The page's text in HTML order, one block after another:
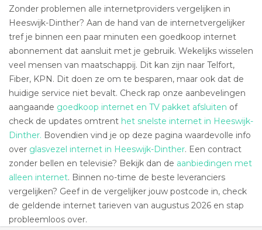
Zonder problemen alle internetproviders vergelijken in
Heeswijk-Dinther? Aan de hand van de internetvergelijker
tref je binnen een paar minuten een goedkoop internet
abonnement dat aansluit met je gebruik. Wekelijks wisselen
veel mensen van maatschappij. Dit kan zijn naar Telfort,
Fiber, KPN. Dit doen ze om te besparen, maar ook dat de
huidige service niet bevalt. Check rap onze aanbevelingen
aangaande goedkoop internet en TV pakket afsluiten of
check de updates omtrent het snelste internet in Heeswijk-
Dinther. Bovendien vind je op deze pagina waardevolle info
over glasvezel internet in Heeswijk-Dinther. Een contract
zonder bellen en televisie? Bekijk dan de aanbiedingen met
alleen internet. Binnen no-time de beste leveranciers
vergelijken? Geef in de vergelijker jouw postcode in, check
de geldende internet tarieven van augustus 2026 en stap
probleemloos over.